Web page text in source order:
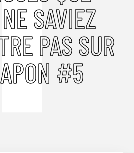
SAVIEZ
PAS SUR
#5